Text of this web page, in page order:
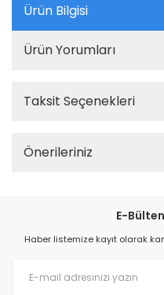
Ürün Bilgisi
Ürün Yorumları
Taksit Seçenekleri
Önerileriniz
E-
Haber listemize kayıt olarak